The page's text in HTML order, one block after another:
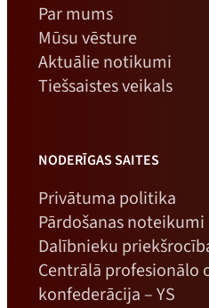
Par mums
Mūsu vēsture
Aktuālie notikumi
Tiešsaistes veikals
NODERĪGAS SAITES
Privātuma politika
Pārdošanas noteikumi
Dalībnieku
Centrālā profesionālo
konfederācija – YS